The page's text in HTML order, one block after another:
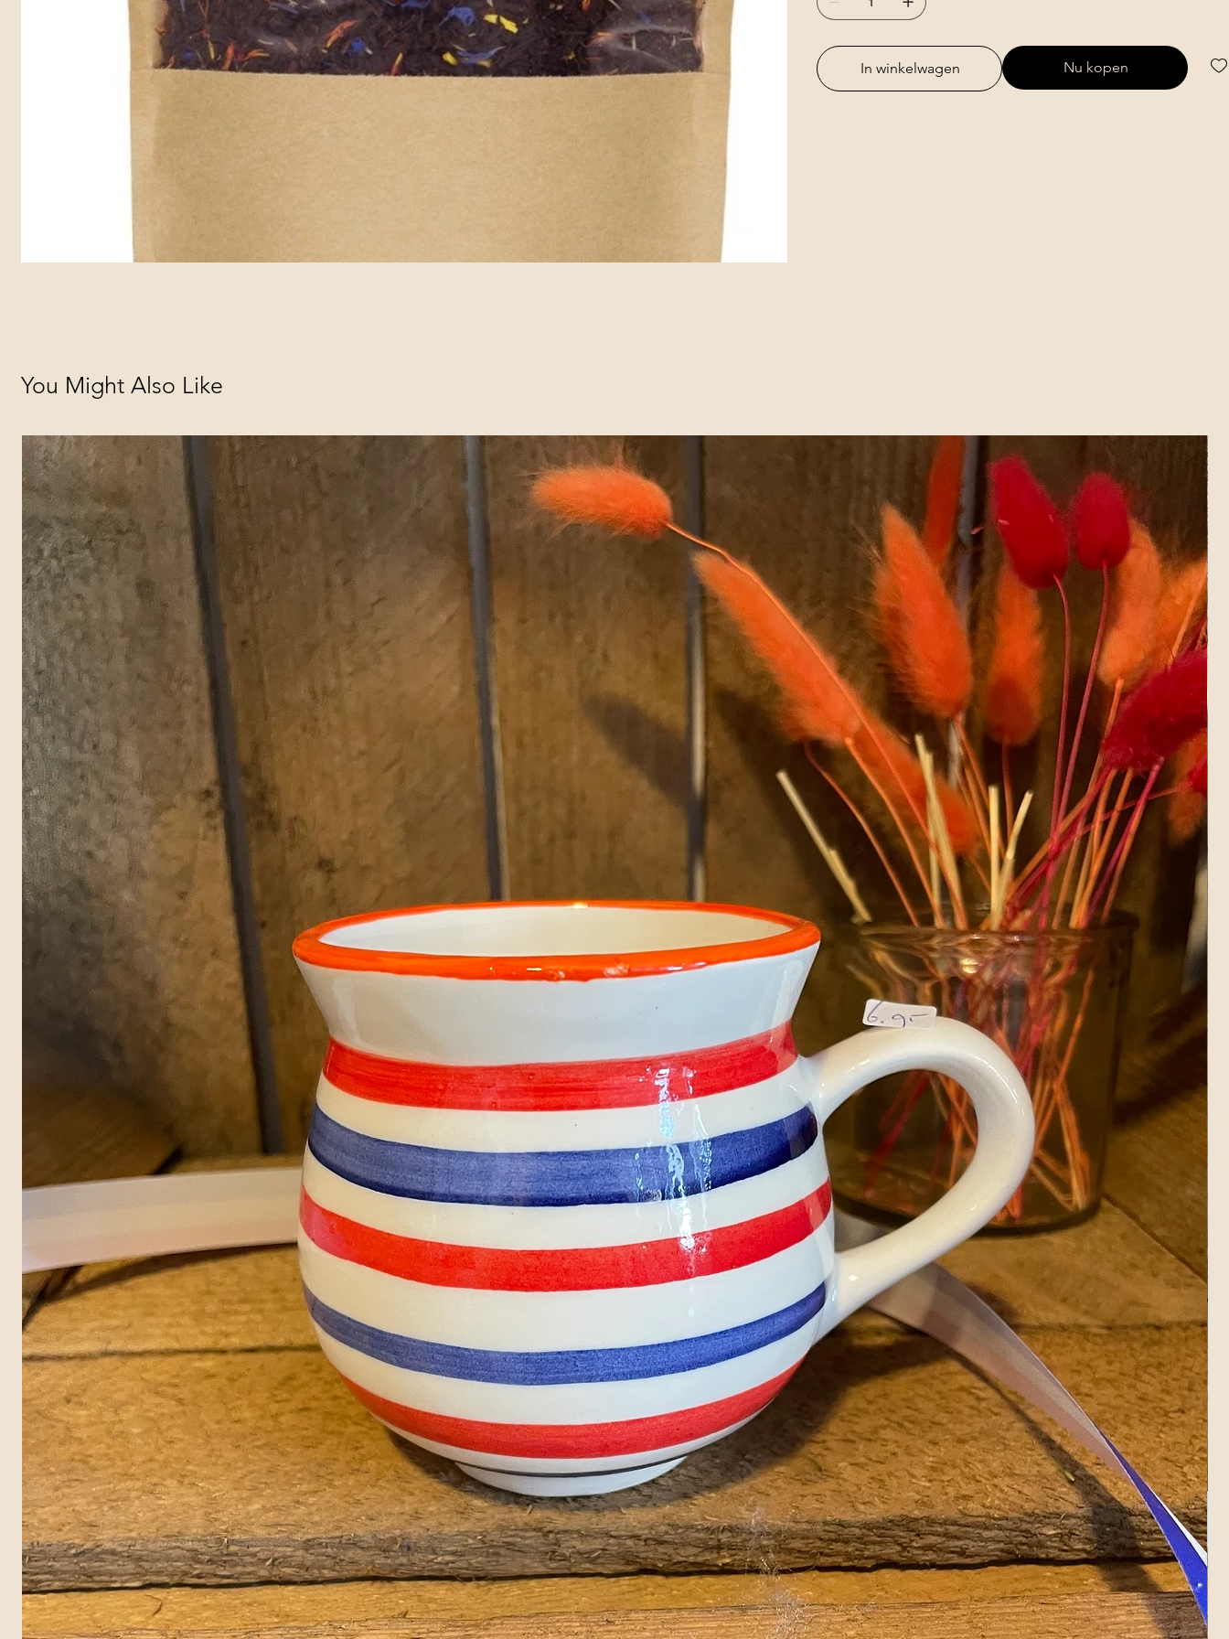
In winkelwagen Nu kopen
You Might Also Like